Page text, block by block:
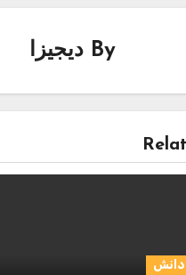
By دیجیزا
دانش